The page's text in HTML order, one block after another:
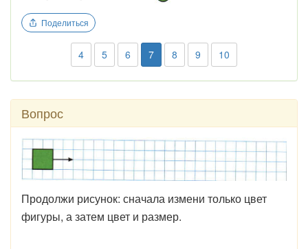
Поделиться
4 5 6 7 8 9 10
Вопрос
Продолжи рисунок: сначала измени только цвет
фигуры, а затем цвет и размер.